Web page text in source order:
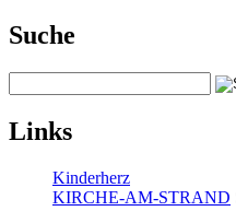
Suche
Links
Kinderherz
KIRCHE-AM-STRAND